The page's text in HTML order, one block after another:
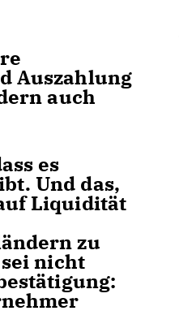
Auszahlung
auch
es
Und das,
Liquidität
zu
nicht